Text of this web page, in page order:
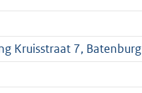
Kruisstraat 7, Batenburg